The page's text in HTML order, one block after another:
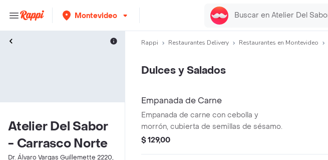
Montevideo
Atelier Del Sabor
- Carrasco Norte
Dr. Álvaro Vargas Guillemette 2220,
Rappi Restaurantes Delivery Restaurantes en Montevideo
Dulces y Salados
Empanada de Carne
Empanada de carne con cebolla y
morrón, cubierta de semillas de sésamo.
$ 129,00